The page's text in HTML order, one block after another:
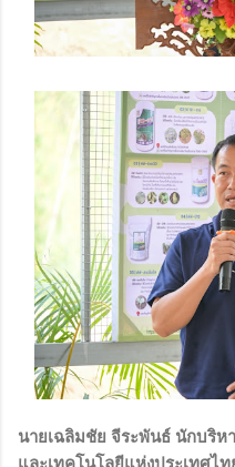
นายเฉลิมชัย จีระพันธ์ นักบริห